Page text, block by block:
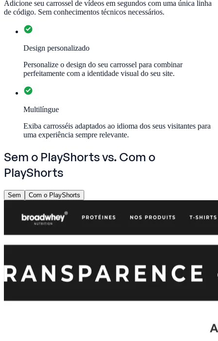
Adicione seu carrossel de vídeos em segundos com uma única linha
de código. Sem conhecimentos técnicos necessários.
Design personalizado
Personalize o design do seu carrossel para combinar
perfeitamente com a identidade visual do seu site.
Multilíngue
Exiba carrosséis adaptados ao idioma dos seus visitantes para
uma experiência sempre relevante.
Sem o PlayShortsvs. Com o
PlayShorts
Sem Com o PlayShorts